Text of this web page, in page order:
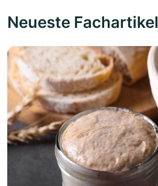
Neueste Fachartikel